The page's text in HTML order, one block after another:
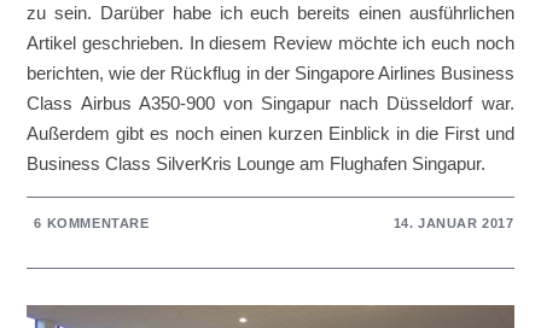
zu sein. Darüber habe ich euch bereits einen ausführlichen
Artikel geschrieben. In diesem Review möchte ich euch noch
berichten, wie der Rückflug in der Singapore Airlines Business
Class Airbus A350-900 von Singapur nach Düsseldorf war.
Außerdem gibt es noch einen kurzen Einblick in die First und
Business Class SilverKris Lounge am Flughafen Singapur.
6 KOMMENTARE 14. JANUAR 2017